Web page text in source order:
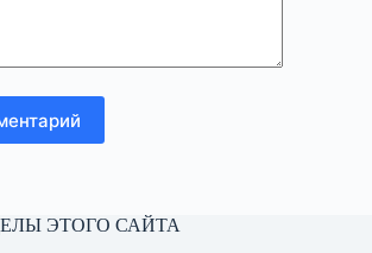
ЭТОГО САЙТА